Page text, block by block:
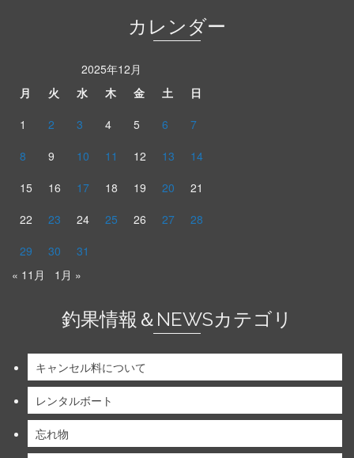
カレンダー
2025年12月
月
火 水 木 金 土
日
1
2 3 4 5 6
7
8
9 10 11 12 13
14
15
16 17 18 19 20
21
22
23 24 25 26 27
28
29
30
31
« 11月
1月 »
釣果情報＆NEWSカテゴリ
キャンセル料について
レンタルボート
忘れ物